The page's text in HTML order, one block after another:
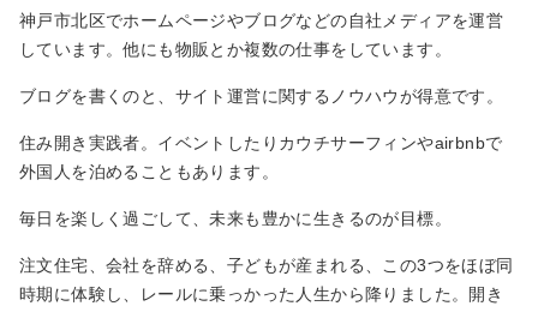
神戸市北区でホームページやブログなどの自社メディアを運営
しています。他にも物販とか複数の仕事をしています。
ブログを書くのと、サイト運営に関するノウハウが得意です。
住み開き実践者。イベントしたりカウチサーフィンやairbnbで
外国人を泊めることもあります。
毎日を楽しく過ごして、未来も豊かに生きるのが目標。
注文住宅、会社を辞める、子どもが産まれる、この3つをほぼ同
時期に体験し、レールに乗っかった人生から降りました。開き